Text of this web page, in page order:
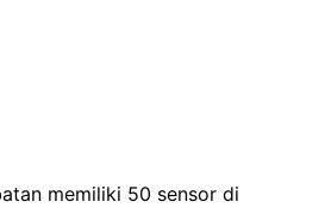
memiliki 50 sensor di